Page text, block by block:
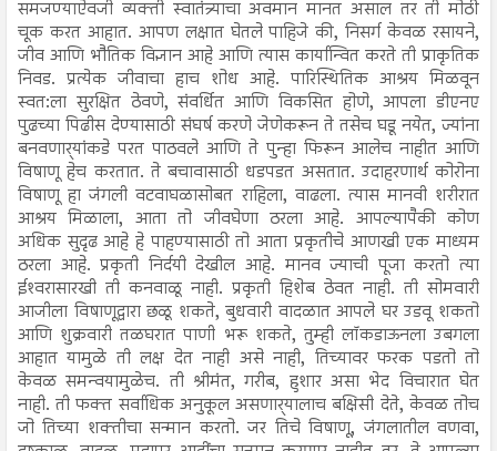
समजण्याऐवजी व्यक्ती स्वातंत्र्याचा अवमान मानत असाल तर ती मोठी
चूक करत आहात. आपण लक्षात घेतले पाहिजे की, निसर्ग केवळ रसायने,
जीव आणि भौतिक विज्ञान आहे आणि त्यास कार्यान्वित करते ती प्राकृतिक
निवड. प्रत्येक जीवाचा हाच शोध आहे. पारिस्थितिक आश्रय मिळवून
स्वत:ला सुरक्षित ठेवणे, संवर्धित आणि विकसित होणे, आपला डीएनए
पुढच्या पिढीस देण्यासाठी संघर्ष करणे जेणेकरून ते तसेच घडू नयेत, ज्यांना
बनवणार्‍यांकडे परत पाठवले आणि ते पुन्हा फिरून आलेच नाहीत आणि
विषाणू हेच करतात. ते बचावासाठी धडपडत असतात. उदाहरणार्थ कोरोना
विषाणू हा जंगली वटवाघळासोबत राहिला, वाढला. त्यास मानवी शरीरात
आश्रय मिळाला, आता तो जीवघेणा ठरला आहे. आपल्यापैकी कोण
अधिक सुदृढ आहे हे पाहण्यासाठी तो आता प्रकृतीचे आणखी एक माध्यम
ठरला आहे. प्रकृती निर्दयी देखील आहे. मानव ज्याची पूजा करतो त्या
ईश्‍वरासारखी ती कनवाळू नाही. प्रकृती हिशेब ठेवत नाही. ती सोमवारी
आजीला विषाणूद्वारा छळू शकते, बुधवारी वादळात आपले घर उडवू शकतो
आणि शुक्रवारी तळघरात पाणी भरू शकते, तुम्ही लॉकडाऊनला उबगला
आहात यामुळे ती लक्ष देत नाही असे नाही, तिच्यावर फरक पडतो तो
केवळ समन्वयामुळेच. ती श्रीमंत, गरीब, हुशार असा भेद विचारात घेत
नाही. ती फक्त सर्वाधिक अनुकूल असणार्‍यालाच बक्षिसी देते, केवळ तोच
जो तिच्या शक्तीचा सन्मान करतो. जर तिचे विषाणू, जंगलातील वणवा,